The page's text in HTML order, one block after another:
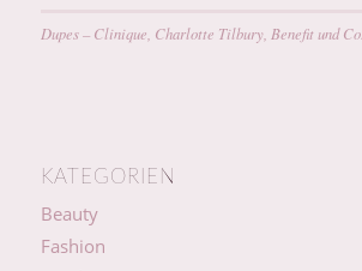
Dupes – Clinique, Charlotte Tilbury, Benefit und Co.
KATEGORIEN
Beauty
Fashion